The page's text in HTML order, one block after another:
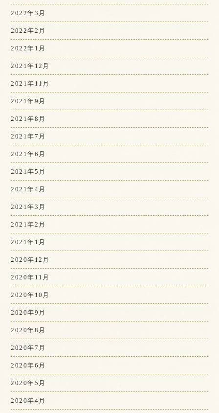
2022年3月
2022年2月
2022年1月
2021年12月
2021年11月
2021年9月
2021年8月
2021年7月
2021年6月
2021年5月
2021年4月
2021年3月
2021年2月
2021年1月
2020年12月
2020年11月
2020年10月
2020年9月
2020年8月
2020年7月
2020年6月
2020年5月
2020年4月